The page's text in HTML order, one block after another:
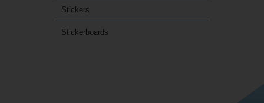
Stickers
Stickerboards